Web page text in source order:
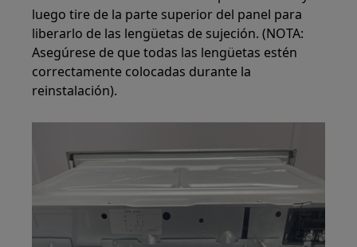
luego tire de la parte superior del panel para
liberarlo de las lengüetas de sujeción. (NOTA:
Asegúrese de que todas las lengüetas estén
correctamente colocadas durante la
reinstalación).